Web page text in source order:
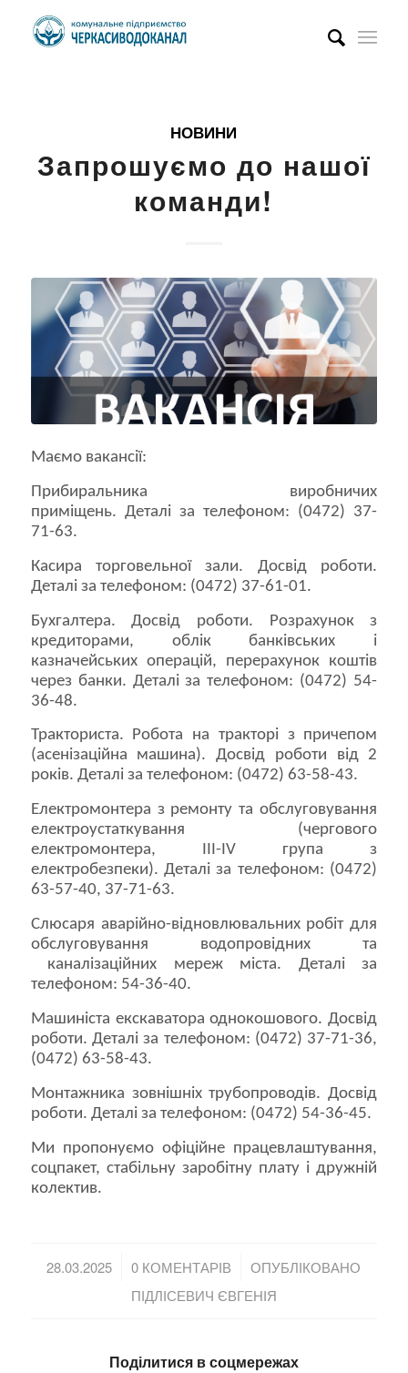
НОВИНИ
Запрошуємо до нашої
команди!
Маємо вакансії:
Прибиральника виробничих
приміщень. Деталі за телефоном: (0472) 37-
71-63.
Касира торговельної зали. Досвід роботи.
Деталі за телефоном: (0472) 37-61-01.
Бухгалтера. Досвід роботи. Розрахунок з
кредиторами, облік банківських і
казначейських операцій, перерахунок коштів
через банки. Деталі за телефоном: (0472) 54-
36-48.
Тракториста. Робота на тракторі з причепом
(асенізаційна машина). Досвід роботи від 2
років. Деталі за телефоном: (0472) 63-58-43.
Електромонтера з ремонту та обслуговування
електроустаткування (чергового
електромонтера, ІІІ-ІV група з
електробезпеки). Деталі за телефоном: (0472)
63-57-40, 37-71-63.
Слюсаря аварійно-відновлювальних робіт для
обслуговування водопровідних та
каналізаційних мереж міста. Деталі за
телефоном: 54-36-40.
Машиніста екскаватора однокошового. Досвід
роботи. Деталі за телефоном: (0472) 37-71-36,
(0472) 63-58-43.
Монтажника зовнішніх трубопроводів. Досвід
роботи. Деталі за телефоном: (0472) 54-36-45.
Ми пропонуємо офіційне працевлаштування,
соцпакет, стабільну заробітну плату і дружній
колектив.
28.03.2025
/ 0 КОМЕНТАРІВ
/
ОПУБЛІКОВАНО
ПІДЛІСЕВИЧ ЄВГЕНІЯ
Поділитися в соцмережах